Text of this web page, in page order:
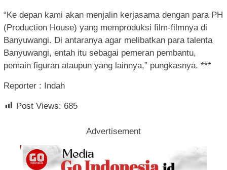
“Ke depan kami akan menjalin kerjasama dengan para PH
(Production House) yang memproduksi film-filmnya di
Banyuwangi. Di antaranya agar melibatkan para talenta
Banyuwangi, entah itu sebagai pemeran pembantu,
pemain figuran ataupun yang lainnya,” pungkasnya. ***
Reporter : Indah
Post Views: 685
Advertisement